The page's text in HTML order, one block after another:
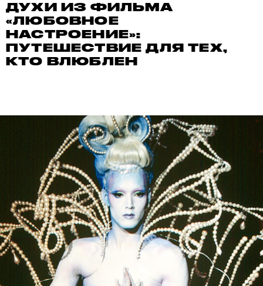
ДУХИ ИЗ ФИЛЬМА
«ЛЮБОВНОЕ
НАСТРОЕНИЕ»:
ПУТЕШЕСТВИЕ ДЛЯ ТЕХ,
КТО ВЛЮБЛЕН